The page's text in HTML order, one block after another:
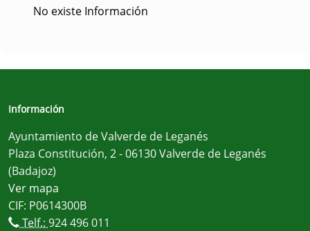
No existe Información
Información
Ayuntamiento de Valverde de Leganés
Plaza Constitución, 2 - 06130 Valverde de Leganés
(Badajoz)
Ver mapa
CIF: P0614300B
Telf.: 924 496 011